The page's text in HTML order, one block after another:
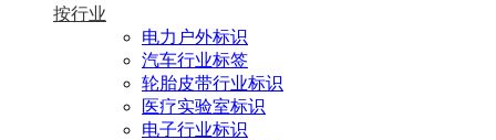
按行业
电力户外标识
汽车行业标签
轮胎皮带行业标识
医疗实验室标识
电子行业标识